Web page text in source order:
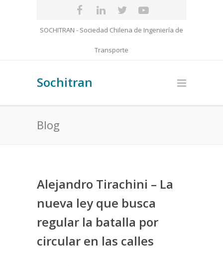
SOCHITRAN - Sociedad Chilena de Ingeniería de
Transporte
Sochitran
Blog
Alejandro Tirachini – La
nueva ley que busca
regular la batalla por
circular en las calles